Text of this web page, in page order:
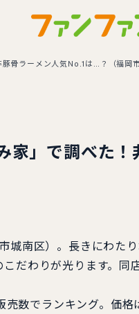
骨ラーメン人気No.1は…？（福岡市
家」で調べた！
南区）。長きにわた
こだわりが光ります。
数でランキング。価格